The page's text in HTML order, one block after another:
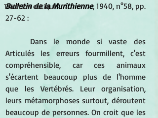
Tradition celtique
Bulletin de la Murithienne, 1940, n°58, pp.
27-62 :
Dans le monde si vaste des
Articulés les erreurs fourmillent, c'est
compréhensible, car ces animaux
s'écartent beaucoup plus de l'homme
que les Vertébrés. Leur organisation,
leurs métamorphoses surtout, déroutent
beaucoup de personnes. On croit que les